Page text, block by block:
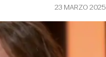
23 MARZO 2025